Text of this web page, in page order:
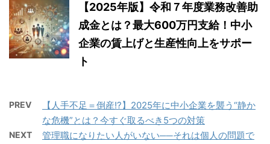
【2025年版】令和７年度業務改善助
成金とは？最大600万円支給！中小
企業の賃上げと生産性向上をサポー
ト
PREV
【人手不足＝倒産!?】2025年に中小企業を襲う“静か
な危機”とは？今すぐ取るべき5つの対策
NEXT
管理職になりたい人がいない──それは個人の問題で